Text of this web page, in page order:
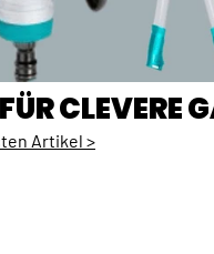
CLEVERE
Artikel >